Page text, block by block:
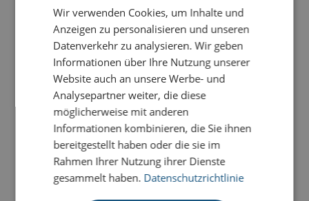
PRODUKTDETAILS
Die WeihnachtskarteBordüre aus Bäumenbesticht
durch ihr schlichtes Design untermalt mit einer
besonderen Grün- und Silberveredelung auf einem
Glitterkarton in Grau.
Unsere Premium-Weihnachtskarten für Unternehmen
stehen für klares Design, hochwertige Materialien und
individuelle Gestaltungsmöglichkeiten.
Wir verwenden Cookies, um Inhalte und
Anzeigen zu personalisieren und unseren
Datenverkehr zu analysieren. Wir geben
Informationen über Ihre Nutzung unserer
Website auch an unsere Werbe- und
Analysepartner weiter, die diese
möglicherweise mit anderen
Informationen kombinieren, die Sie ihnen
bereitgestellt haben oder die sie im
Rahmen Ihrer Nutzung ihrer Dienste
gesammelt haben. Datenschutzrichtlinie